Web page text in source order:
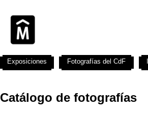
Catálogo de fotografías
Exposiciones Fotografías del CdF